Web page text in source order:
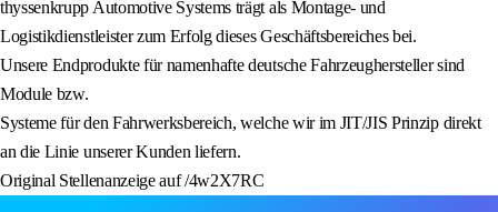
thyssenkrupp Automotive Systems trägt als Montage- und
Logistikdienstleister zum Erfolg dieses Geschäftsbereiches bei.
Unsere Endprodukte für namenhafte deutsche Fahrzeughersteller sind
Module bzw.
Systeme für den Fahrwerksbereich, welche wir im JIT/JIS Prinzip direkt
an die Linie unserer Kunden liefern.
Original Stellenanzeige auf /4w2X7RC